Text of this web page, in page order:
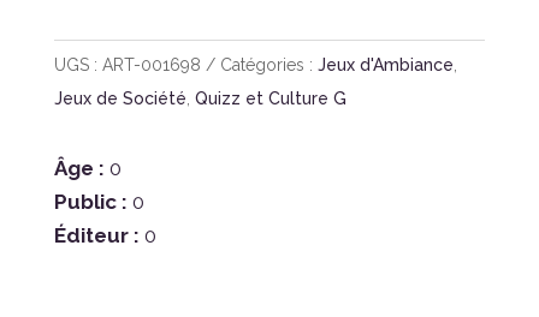
UGS : ART-001698 Catégories : Jeux d'Ambiance,
Jeux de Société, Quizz et Culture G
Âge : 0
Public : 0
Éditeur : 0